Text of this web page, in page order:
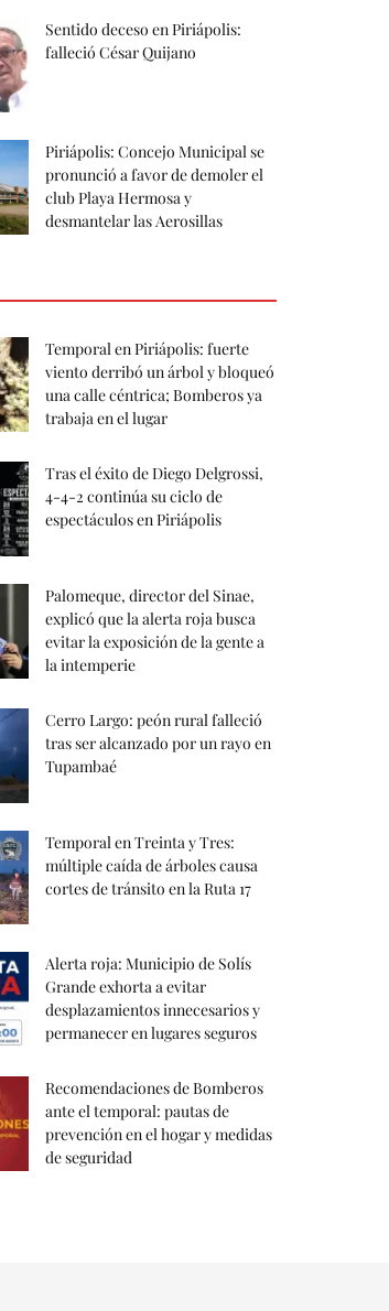
Sentido deceso en Piriápolis:
falleció César Quijano
Piriápolis: Concejo Municipal se
pronunció a favor de demoler el
club Playa Hermosa y
desmantelar las Aerosillas
Temporal en Piriápolis: fuerte
viento derribó un árbol y bloqueó
una calle céntrica; Bomberos ya
trabaja en el lugar
Tras el éxito de Diego Delgrossi,
4-4-2 continúa su ciclo de
espectáculos en Piriápolis
Palomeque, director del Sinae,
explicó que la alerta roja busca
evitar la exposición de la gente a
la intemperie
Cerro Largo: peón rural falleció
tras ser alcanzado por un rayo en
Tupambaé
Temporal en Treinta y Tres:
múltiple caída de árboles causa
cortes de tránsito en la Ruta 17
Alerta roja: Municipio de Solís
Grande exhorta a evitar
desplazamientos innecesarios y
permanecer en lugares seguros
Recomendaciones de Bomberos
ante el temporal: pautas de
prevención en el hogar y medidas
de seguridad